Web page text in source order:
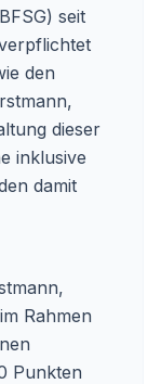
seit
den
dieser
inklusive
damit
Rahmen
Punkten